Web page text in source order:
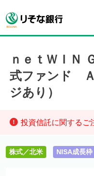
ｎｅｔＷＩＮ
式ファンド
ジあり）
投資信託に関するご
株式／北米 NISA成長枠